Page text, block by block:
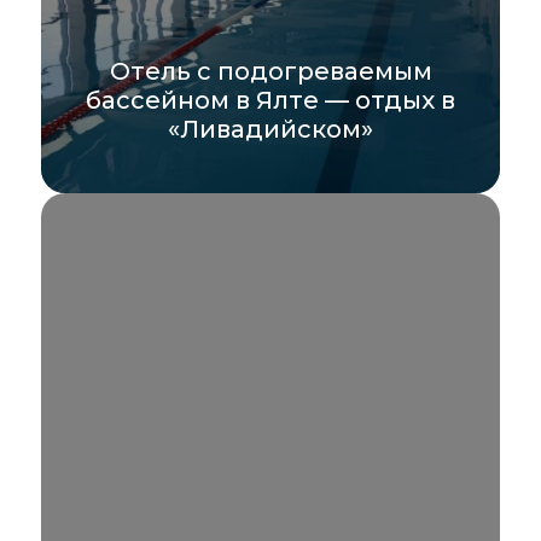
Отель с подогреваемым
бассейном в Ялте — отдых в
«Ливадийском»
подогреваемым бассейном зимой, спа-